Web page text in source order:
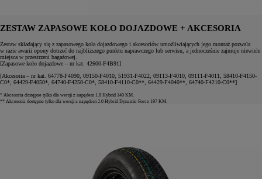
ZESTAW ZAPASOWE KOŁO DOJAZDOWE + AKCESORIA
Zestaw składający się z zapasowego koła dojazdowego i akcesoriów umożliwiających jego montaż pozwala
w razie awarii opony dotrzeć do najbliższego punktu naprawczego lub serwisu, a jednocześnie zajmuje niewiele
miejsca w przestrzeni bagażowej.
[Zapasowe koło dojazdowe – nr kat. 42600-F4B91]
[Akcesoria – nr kat. 64778-F4090, 09150-F4010, 51931-F4022, 09113-F4010, 09111-F4011, 58410-F4150-
C0*, 64429-F4050*, 64740-F4250-C0*, 58410-F4110-C0**, 64429-F4040**, 64740-F4210-C0**]
* Akcesoria dostępne tylko dla wersji z napędem 1.8 Hybrid 140 KM.
** Akcesoria dostępne tylko dla wersji z napędem 2.0 Hybrid Dynamic Force 197 KM.